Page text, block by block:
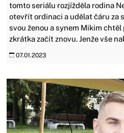
tomto seriálu rozjížděla rodina
otevřít ordinaci a udělat čáru za
svou ženou a synem Mikim
zkrátka začít znovu. Jenže vše
07.01.2023